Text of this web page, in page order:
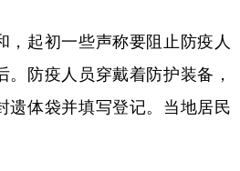
起初一些声称要阻止防疫人
。防疫人员穿戴着防护装备，
遗体袋并填写登记。当地居民